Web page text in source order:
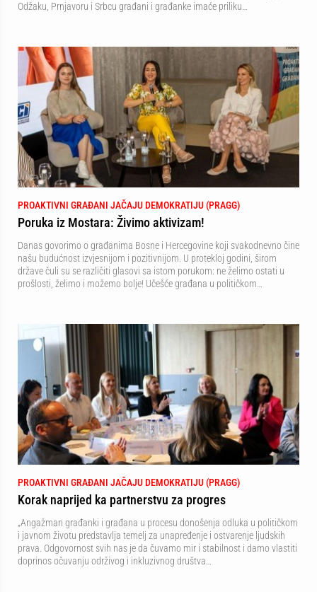
Odžaku, Prnjavoru i Srbcu građani i građanke imaće priliku…
PROAKTIVNI GRAĐANI JAČAJU DEMOKRATIJU (PRAGG)
Poruka iz Mostara: Živimo aktivizam!
Danas govorimo o građanima Bosne i Hercegovine koji svakodnevno čine
našu budućnost izvjesnijom i pozitivnijom. U protekloj godini, širom
države čuli su se različiti glasovi sa istom porukom: ne želimo ostati u
prošlosti, želimo i možemo bolje! Učešće građana u političkom…
PROAKTIVNI GRAĐANI JAČAJU DEMOKRATIJU (PRAGG)
Korak naprijed ka partnerstvu za progres
„Angažman građanki i građana u procesu donošenja odluka u političkom
i javnom životu predstavlja temelj za unapređenje i ostvarenje ljudskih
prava. Odgovornost svih nas je da čuvamo mir i stabilnost i damo vlastiti
doprinos očuvanju održivog i inkluzivnog društva…